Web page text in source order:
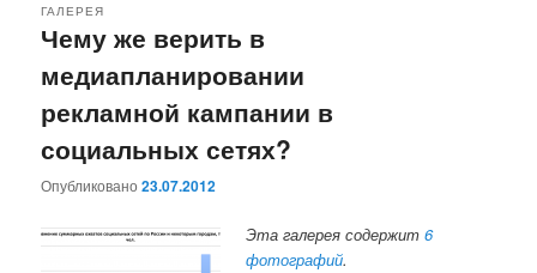
Чему же верить в
медиапланировании
рекламной кампании в
социальных сетях?
ГАЛЕРЕЯ
Опубликовано23.07.2012
Эта галерея содержит6
фотографий.